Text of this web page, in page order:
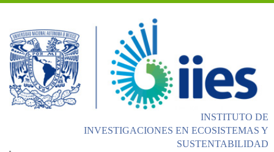
INSTITUTO DE
INVESTIGACIONES EN ECOSISTEMAS Y
SUSTENTABILIDAD